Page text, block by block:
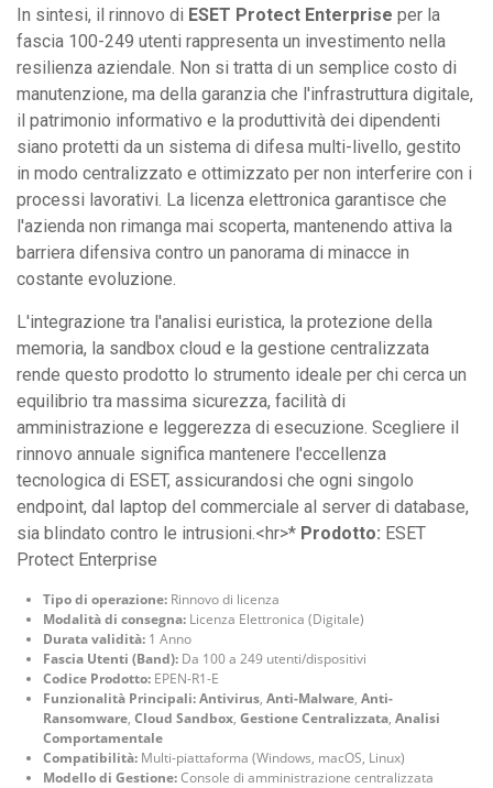
In sintesi, il rinnovo di ESET Protect Enterprise per la
fascia 100-249 utenti rappresenta un investimento nella
resilienza aziendale. Non si tratta di un semplice costo di
manutenzione, ma della garanzia che l'infrastruttura digitale,
il patrimonio informativo e la produttività dei dipendenti
siano protetti da un sistema di difesa multi-livello, gestito
in modo centralizzato e ottimizzato per non interferire con i
processi lavorativi. La licenza elettronica garantisce che
l'azienda non rimanga mai scoperta, mantenendo attiva la
barriera difensiva contro un panorama di minacce in
costante evoluzione.
L'integrazione tra l'analisi euristica, la protezione della
memoria, la sandbox cloud e la gestione centralizzata
rende questo prodotto lo strumento ideale per chi cerca un
equilibrio tra massima sicurezza, facilità di
amministrazione e leggerezza di esecuzione. Scegliere il
rinnovo annuale significa mantenere l'eccellenza
tecnologica di ESET, assicurandosi che ogni singolo
endpoint, dal laptop del commerciale al server di database,
sia blindato contro le intrusioni.<hr>* Prodotto: ESET
Protect Enterprise
Tipo di operazione: Rinnovo di licenza
Modalità di consegna: Licenza Elettronica (Digitale)
Durata validità: 1 Anno
Fascia Utenti (Band): Da 100 a 249 utenti/dispositivi
Codice Prodotto: EPEN-R1-E
Funzionalità Principali:Antivirus, Anti-Malware, Anti-
Ransomware, Cloud Sandbox, Gestione Centralizzata, Analisi
Comportamentale
Compatibilità: Multi-piattaforma (Windows, macOS, Linux)
Modello di Gestione:Console di amministrazione centralizzata